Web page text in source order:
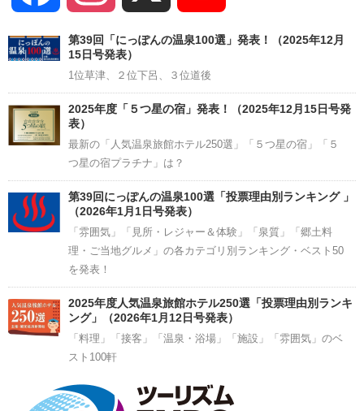
Channel
第39回「にっぽんの温泉100選」発表！（2025年12月
15日号発表）
1位草津、２位下呂、３位道後
2025年度「５つ星の宿」発表！（2025年12月15日号発
表）
最新の「人気温泉旅館ホテル250選」「５つ星の宿」「５
つ星の宿プラチナ」は？
第39回にっぽんの温泉100選「投票理由別ランキング 」
（2026年1月1日号発表）
「雰囲気」「見所・レジャー＆体験」「泉質」「郷土料
理・ご当地グルメ」の各カテゴリ別ランキング・ベスト50
を発表！
2025年度人気温泉旅館ホテル250選「投票理由別ランキ
ング」（2026年1月12日号発表）
「料理」「接客」「温泉・浴場」「施設」「雰囲気」のベ
スト100軒